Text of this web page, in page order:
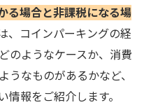
る場合と非課税になる場
、コインパーキングの経
のようなケースか、消費
なものがあるかなど、
報をご紹介します。